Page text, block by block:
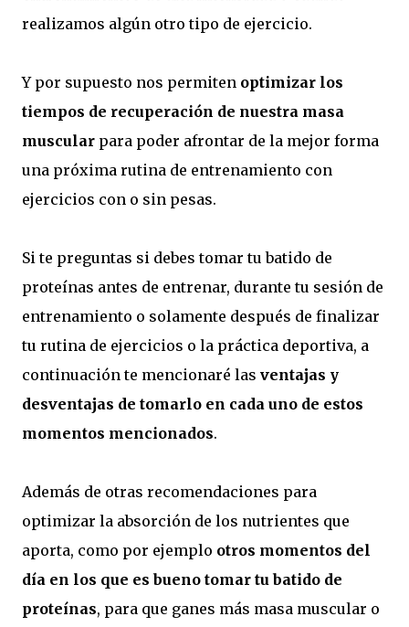
realizamos algún otro tipo de ejercicio.
Y por supuesto nos permiten optimizar los
tiempos de recuperación de nuestra masa
muscular para poder afrontar de la mejor forma
una próxima rutina de entrenamiento con
ejercicios con o sin pesas.
Si te preguntas si debes tomar tu batido de
proteínas antes de entrenar, durante tu sesión de
entrenamiento o solamente después de finalizar
tu rutina de ejercicios o la práctica deportiva, a
continuación te mencionaré las ventajas y
desventajas de tomarlo en cada uno de estos
momentos mencionados.
Además de otras recomendaciones para
optimizar la absorción de los nutrientes que
aporta, como por ejemplo otros momentos del
día en los que es bueno tomar tu batido de
proteínas, para que ganes más masa muscular o